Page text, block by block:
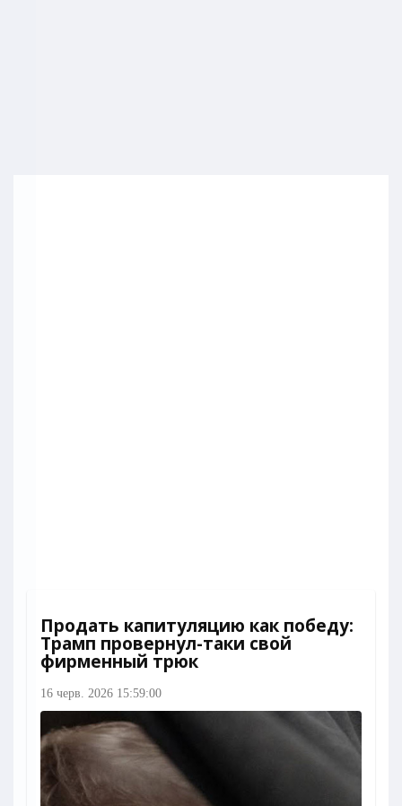
Продать капитуляцию как победу:
Трамп провернул-таки свой
фирменный трюк
16 черв. 2026 15:59:00